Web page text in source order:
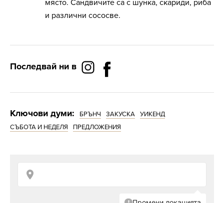
място. Сандвичите са с шунка, скариди, риба
и различни сососве.
Последвай ни в
Ключови думи: БРЪНЧ ЗАКУСКА
УИКЕНД
СЪБОТА И НЕДЕЛЯ
ПРЕДЛОЖЕНИЯ